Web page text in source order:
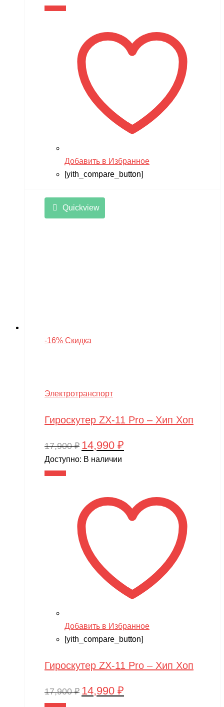
Добавить в Избранное
[yith_compare_button]
Quickview
-16% Скидка
Электротранспорт
Гироскутер ZX-11 Pro – Хип Хоп
17,900₽ Первоначальная
цена
14,990 ₽
Доступно: В наличии
Добавить в Избранное
[yith_compare_button]
Гироскутер ZX-11 Pro – Хип Хоп
17,900₽ Первоначальная
14,990 ₽